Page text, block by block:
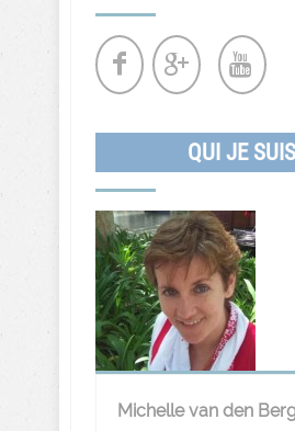
QUI JE SUIS
Michelle van den